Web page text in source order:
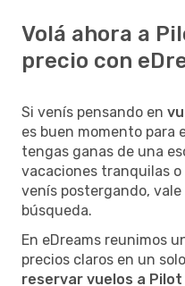
Volá ahora a
precio con
Si venís pensando en
es buen momento para
tengas ganas de una
vacaciones tranquilas
venís postergando,
búsqueda.
En eDreams reunimos
precios claros en un
reservar vuelos a